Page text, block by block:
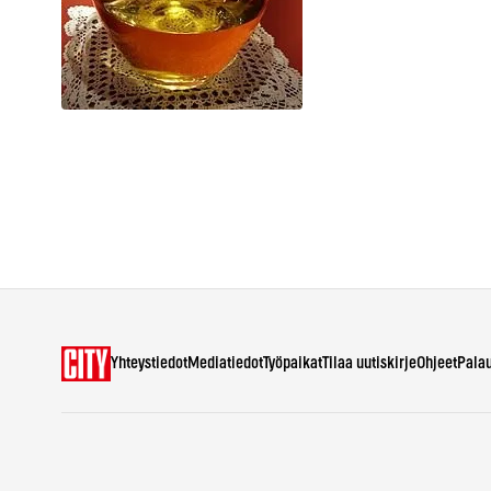
YhteystiedotMediatiedotTyöpaikatTilaa uutiskirjeOhjeet